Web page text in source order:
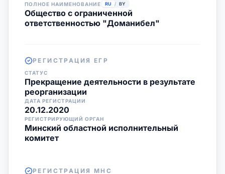
ПОЛНОЕ НАИМЕНОВАНИЕ RU / BY
Общество с ограниченной
ответственностью "Доманибел"
РЕГИСТРАЦИЯ ЕГР
СТАТУС
Прекращение деятельности в результате
реорганизации
ДАТА РЕГИСТРАЦИИ
20.12.2020
РЕГИСТРИРУЮЩИЙ ОРГАН
Минский областной исполнительный
комитет
РЕГИСТРАЦИЯ МНС